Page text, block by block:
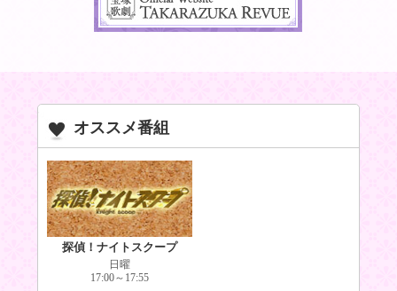
オススメ番組
探偵！ナイトスクープ
日曜
17:00～17:55